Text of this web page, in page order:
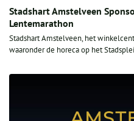
Stadshart Amstelveen
Lentemarathon
Stadshart Amstelveen, het
waaronder de horeca op het